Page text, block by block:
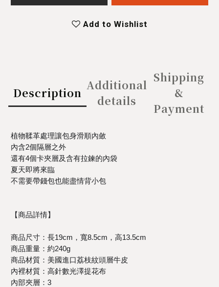
Add to Wishlist
Description
Additional
details
Shipping
&
Payment
植物鞣革處理讓包身滑順內斂
內含2個隔層之外
還有4個卡夾層及含有拉鍊的內袋
夏天即將來臨
不需要帶錢包也能盡情背小包
【商品詳情】
商品尺寸：長19cm，寬8.5cm，高13.5cm
商品重量：約240g
商品材質：美國進口荔枝紋頭層牛皮
內裡材質：高針數光澤提花布
內部夾層：3